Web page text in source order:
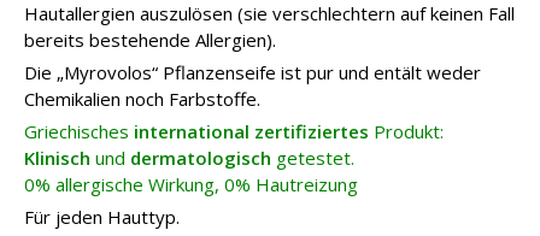
Hautallergien auszulösen (sie verschlechtern auf keinen Fall
bereits bestehende Allergien).
Die „Myrovolos“ Pflanzenseife ist pur und entält weder
Chemikalien noch Farbstoffe.
Griechisches international zertifiziertes Produkt:
Klinisch und dermatologisch getestet.
0% allergische Wirkung, 0% Hautreizung
Für jeden Hauttyp.